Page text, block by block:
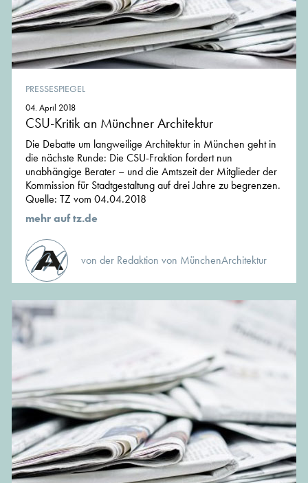
PRESSESPIEGEL
04. April 2018
CSU-Kritik an Münchner Architektur
Die Debatte um langweilige Architektur in München geht in
die nächste Runde: Die CSU-Fraktion fordert nun
unabhängige Berater – und die Amtszeit der Mitglieder der
Kommission für Stadtgestaltung auf drei Jahre zu begrenzen.
Quelle: TZ vom 04.04.2018
mehr auf tz.de
von der Redaktion von MünchenArchitektur